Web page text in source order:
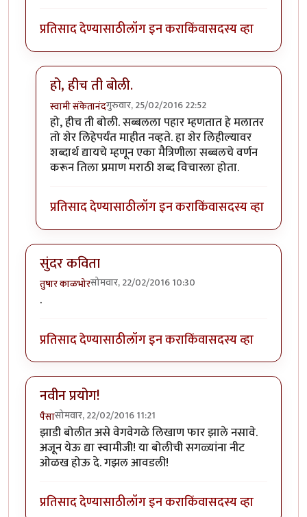
प्रतिसाद देण्यासाठीलॉग इन कराकिंवासदस्य व्हा
हो, हीच ती बोली.
स्वामी संकेतानंदगुरुवार, 25/02/2016 22:52
In reply toमस्त कविताbyमित्रहो
हो, हीच ती बोली. सब्बलला पहार म्हणतात हे मलातर
तो शेर लिहेपर्यंत माहीत नव्हते. हा शेर लिहील्यावर
शब्दार्थ द्यायचे म्हणून एका मैत्रिणीला सब्बलचे वर्णन
करून तिला प्रमाण मराठी शब्द विचारला होता.
प्रतिसाद देण्यासाठीलॉग इन कराकिंवासदस्य व्हा
सुंदर कविता
तुषार काळभोरसोमवार, 22/02/2016 10:30
.
प्रतिसाद देण्यासाठीलॉग इन कराकिंवासदस्य व्हा
नवीन प्रयोग!
पैसासोमवार, 22/02/2016 11:21
झाडी बोलीत असे वेगवेगळे लिखाण फार झाले नसावे.
अजून येऊ द्या स्वामीजी! या बोलीची सगळ्यांना नीट
ओळख होऊ दे. गझल आवडली!
प्रतिसाद देण्यासाठीलॉग इन कराकिंवासदस्य व्हा